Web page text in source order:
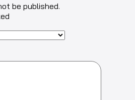
be published.